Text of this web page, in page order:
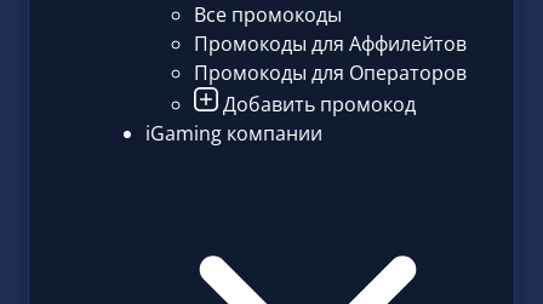
Все промокоды
Промокоды для Аффилейтов
Промокоды для Операторов
Добавить промокод
iGaming компании